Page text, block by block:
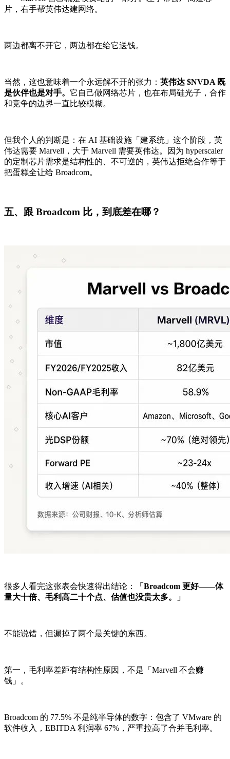
片，右手帮英伟达建网络。
两边都离不开它，两边都在给它送钱。
当然，这也意味着一个永远解不开的张力： 英伟达 $NVDA 既
是伙伴也是对手。 它自己做网络芯片，也在布局硅光子，合作
和竞争的边界一直比较模糊。
但我个人的判断是：在 AI 基础设施「建系统」这个阶段，英
伟达需要 Marvell，大于 Marvell 需要英伟达。因为 hyperscaler
的定制芯片需求是结构性的、不可逆的，英伟达拒绝合作等于
把蛋糕全让给 Broadcom。
五、跟 Broadcom 比，到底差在哪？
很多人看完这张表会快速得出结论：
「Broadcom 更好——体
量大十倍、毛利高二十个点、估值也没贵太多。」
不能说错，但漏掉了两个最关键的东西。
第一，毛利率差距有结构性原因，不是「Marvell 不会赚
钱」。
Broadcom 的 77.5% 不是纯半导体的数字：包含了 VMware 的
软件收入，EBITDA 利润率 67%，严重拉高了合并毛利率。